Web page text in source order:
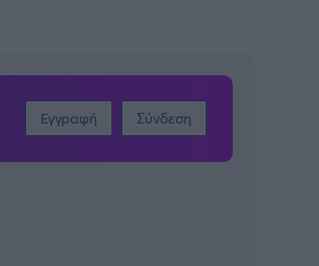
Εγγραφή Σύνδεση